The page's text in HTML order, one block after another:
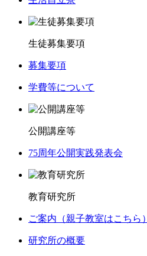
生徒募集要項
募集要項
学費等について
公開講座等
75周年公開実践発表会
教育研究所
ご案内（親子教室はこちら）
研究所の概要